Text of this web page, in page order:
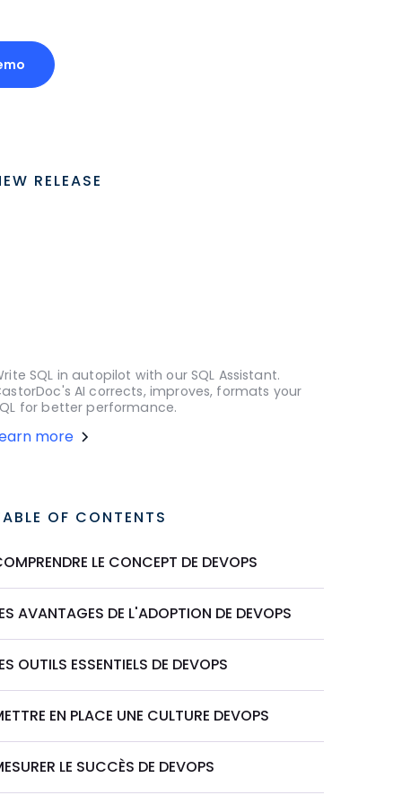
RELEASE
SQL in autopilot with our SQL Assistant.
AI corrects, improves, formats your
for better performance.
more
OF CONTENTS
LE CONCEPT DE DEVOPS
AVANTAGES DE L'ADOPTION DE DEVOPS
OUTILS ESSENTIELS DE DEVOPS
EN PLACE UNE CULTURE DEVOPS
LE SUCCÈS DE DEVOPS